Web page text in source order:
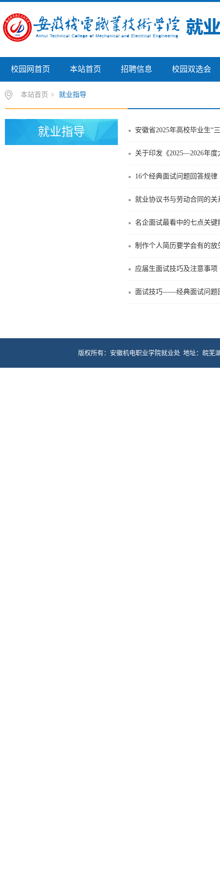
校园网首页 本站首页 招聘信息 校园双选会
本站首页 > 就业指导
就业指导 安徽省2025年高校毕业生“
关于印发《2025—2026年
16个经典面试问题回答规律
就业协议书与劳动合同的关
名企面试最看中的七点关键
制作个人简历要学会有的放
应届生面试技巧及注意事项
面试技巧——经典面试问题
版权所有：安徽机电职业学院就业处 地址：皖